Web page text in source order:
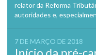
relator da Reforma
autoridades e,
7 DE MARÇO DE 2018